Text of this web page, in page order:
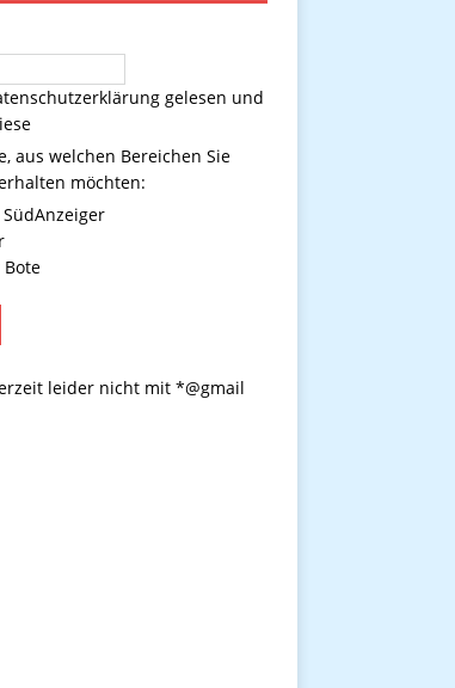
gelesen und
aus welchen Bereichen Sie
möchten:
leider nicht mit *@gmail